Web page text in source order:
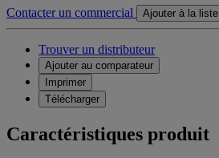
Contacter un commercial Ajouter à la liste
Trouver un distributeur
Ajouter au comparateur
Imprimer
Télécharger
Caractéristiques produit